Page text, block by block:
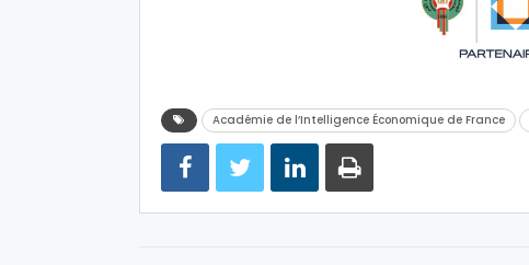
Académie de l’Intelligence Économique de France